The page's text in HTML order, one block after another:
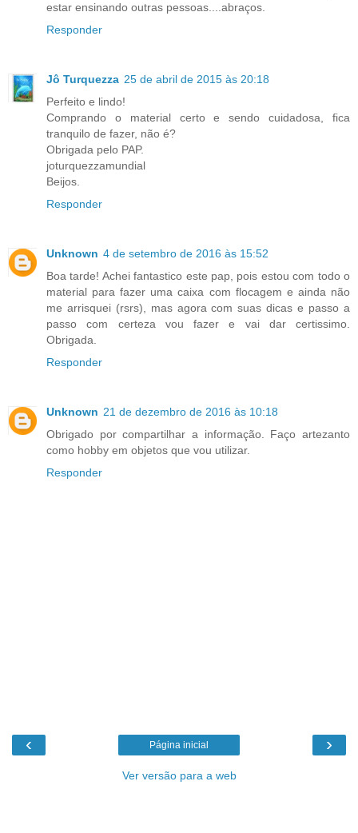
estar ensinando outras pessoas....abraços.
Responder
Jô Turquezza 25 de abril de 2015 às 20:18
Perfeito e lindo!
Comprando o material certo e sendo cuidadosa, fica
tranquilo de fazer, não é?
Obrigada pelo PAP.
joturquezzamundial
Beijos.
Responder
Unknown 4 de setembro de 2016 às 15:52
Boa tarde! Achei fantastico este pap, pois estou com todo o
material para fazer uma caixa com flocagem e ainda não
me arrisquei (rsrs), mas agora com suas dicas e passo a
passo com certeza vou fazer e vai dar certissimo.
Obrigada.
Responder
Unknown 21 de dezembro de 2016 às 10:18
Obrigado por compartilhar a informação. Faço artezanto
como hobby em objetos que vou utilizar.
Responder
‹ ›
Página inicial
Ver versão para a web